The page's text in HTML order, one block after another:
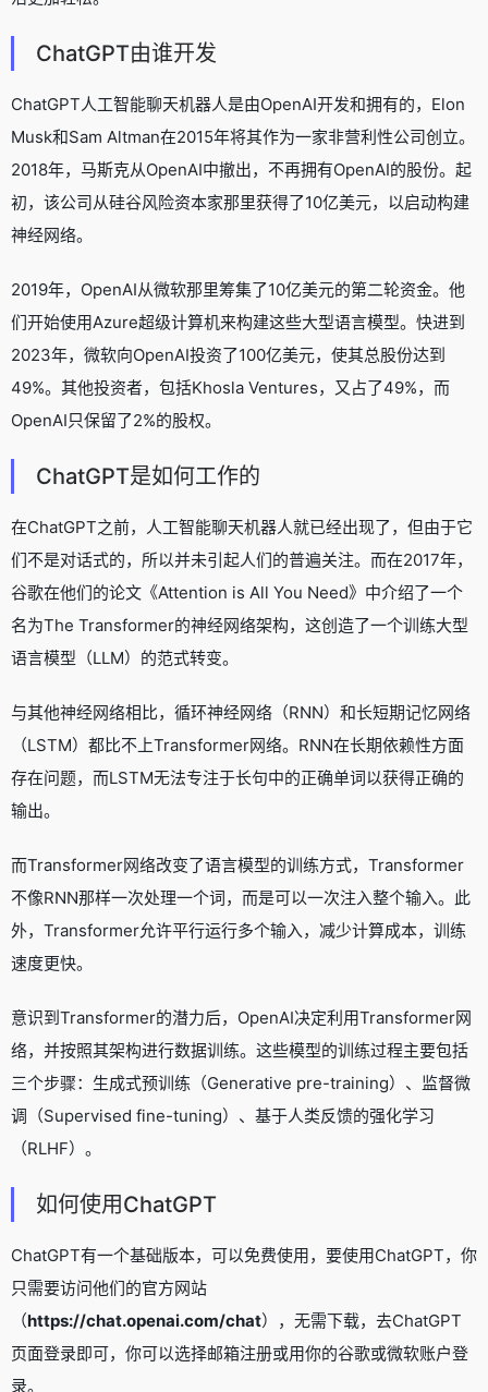
ChatGPT由谁开发
ChatGPT人工智能聊天机器人是由OpenAI开发和拥有的，Elon
Musk和Sam Altman在2015年将其作为一家非营利性公司创立。
2018年，马斯克从OpenAI中撤出，不再拥有OpenAI的股份。起
初，该公司从硅谷风险资本家那里获得了10亿美元，以启动构建
神经网络。
2019年，OpenAI从微软那里筹集了10亿美元的第二轮资金。他
们开始使用Azure超级计算机来构建这些大型语言模型。快进到
2023年，微软向OpenAI投资了100亿美元，使其总股份达到
49%。其他投资者，包括Khosla Ventures，又占了49%，而
OpenAI只保留了2%的股权。
ChatGPT是如何工作的
在ChatGPT之前，人工智能聊天机器人就已经出现了，但由于它
们不是对话式的，所以并未引起人们的普遍关注。而在2017年，
谷歌在他们的论文《Attention is All You Need》中介绍了一个
名为The Transformer的神经网络架构，这创造了一个训练大型
语言模型（LLM）的范式转变。
与其他神经网络相比，循环神经网络（RNN）和长短期记忆网络
（LSTM）都比不上Transformer网络。RNN在长期依赖性方面
存在问题，而LSTM无法专注于长句中的正确单词以获得正确的
输出。
而Transformer网络改变了语言模型的训练方式，Transformer
不像RNN那样一次处理一个词，而是可以一次注入整个输入。此
外，Transformer允许平行运行多个输入，减少计算成本，训练
速度更快。
意识到Transformer的潜力后，OpenAI决定利用Transformer网
络，并按照其架构进行数据训练。这些模型的训练过程主要包括
三个步骤：生成式预训练（Generative pre-training）、监督微
调（Supervised fine-tuning）、基于人类反馈的强化学习
（RLHF）。
如何使用ChatGPT
ChatGPT有一个基础版本，可以免费使用，要使用ChatGPT，你
只需要访问他们的官方网站
（https://chat.openai.com/chat），无需下载，去ChatGPT
页面登录即可，你可以选择邮箱注册或用你的谷歌或微软账户登
录。